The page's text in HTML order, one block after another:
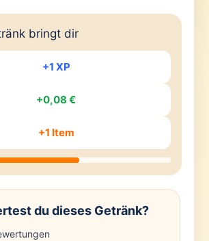
bringt dir
+1 XP
+0,08 €
+1 Item
du dieses Getränk?